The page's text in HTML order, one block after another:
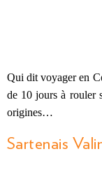
Qui dit voyager en
de 10 jours à rouler
origines…
Sartenais